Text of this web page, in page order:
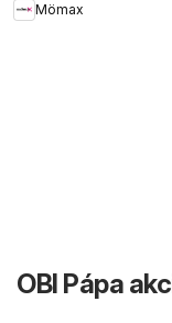
Mömax
OBI Pápa